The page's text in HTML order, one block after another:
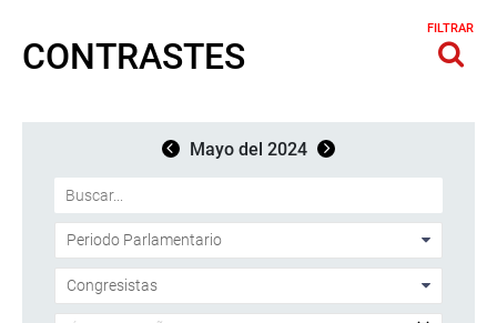
CONTRASTES
FILTRAR
Mayo del 2024